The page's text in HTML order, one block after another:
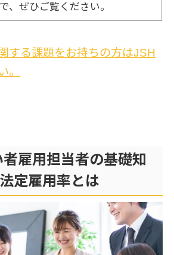
、ぜひご覧ください。
する課題をお持ちの方はJSH
。
雇用担当者の基礎知
定雇用率とは